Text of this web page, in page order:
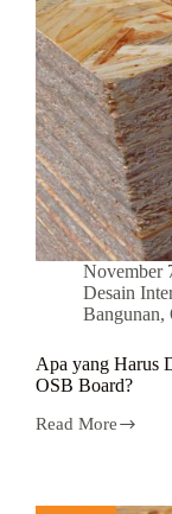
November
Desain
Bangunan,
Apa yang Harus
OSB Board?
Read More